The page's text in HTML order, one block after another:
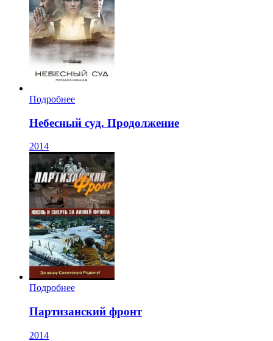
Подробнее
Небесный суд. Продолжение
2014
Подробнее
Партизанский фронт
2014